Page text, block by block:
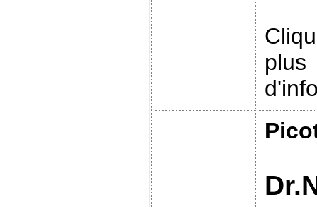
plus